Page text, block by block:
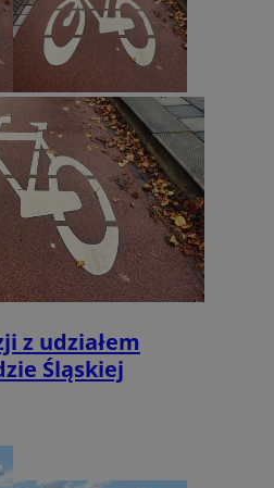
z udziałem
Śląskiej